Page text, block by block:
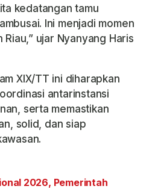
kedatangan tamu
Ini menjadi momen
ujar Nyanyang Haris
XIX/TT ini diharapkan
antarinstansi
serta memastikan
solid, dan siap
2026, Pemerintah